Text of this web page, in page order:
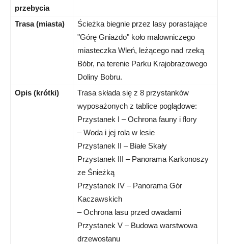
przebycia
Trasa (miasta)
Ścieżka biegnie przez lasy porastające
"Górę Gniazdo" koło malowniczego
miasteczka Wleń, leżącego nad rzeką
Bóbr, na terenie Parku Krajobrazowego
Doliny Bobru.
Opis (krótki)
Trasa składa się z 8 przystanków
wyposażonych z tablice poglądowe:
Przystanek I – Ochrona fauny i flory
– Woda i jej rola w lesie
Przystanek II – Białe Skały
Przystanek III – Panorama Karkonoszy
ze Śnieżką
Przystanek IV – Panorama Gór
Kaczawskich
– Ochrona lasu przed owadami
Przystanek V – Budowa warstwowa
drzewostanu